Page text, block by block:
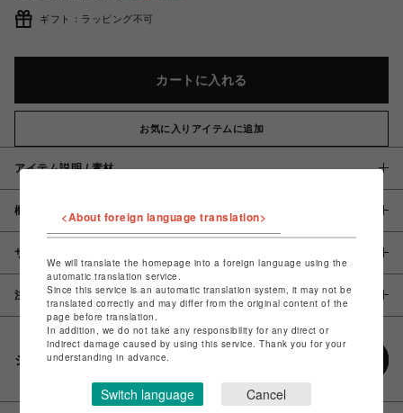
ギフト：ラッピング不可
カートに入れる
お気に入りアイテムに追加
アイテム説明 / 素材
概要
サイズ
注意事項
シェアする
<About foreign language translation>
We will translate the homepage into a foreign language using the
automatic translation service.
Since this service is an automatic translation system, it may not be
translated correctly and may differ from the original content of the
page before translation.
In addition, we do not take any responsibility for any direct or
indirect damage caused by using this service. Thank you for your
understanding in advance.
Switch language Cancel